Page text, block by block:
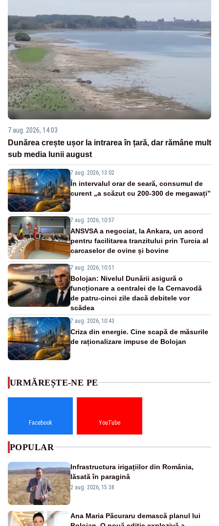
7 aug. 2026, 14:03
Dunărea crește ușor la intrarea în țară, dar rămâne mult
sub media lunii august
7 aug. 2026, 13:02
În intervalul orar de seară, consumul de
curent „a scăzut cu 200-300 de megawați”
7 aug. 2026, 10:57
ANSVSA a negociat, la Ankara, un acord
pentru facilitarea tranzitului prin Turcia al
carcaselor de ovine și bovine
7 aug. 2026, 10:51
Bolojan: Nivelul Dunării asigură o
funcționare a centralei de la Cernavodă
de patru-cinci zile dacă debitele vor
scădea
7 aug. 2026, 10:43
Criza din energie. Cine scapă de măsurile
de raționalizare impuse de Bolojan
URMĂREȘTE-NE PE
Facebook YouTube
POPULAR
Infrastructura irigațiilor din România,
lăsată în paragină
2 aug. 2026, 15:38
Ana Maria Păcuraru demască planul lui